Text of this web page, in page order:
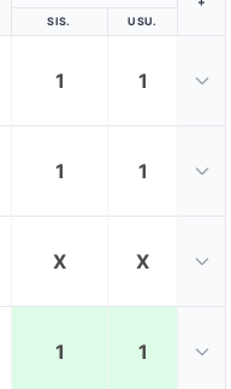
SIS. USU.
1 1
1 1
X X
1 1